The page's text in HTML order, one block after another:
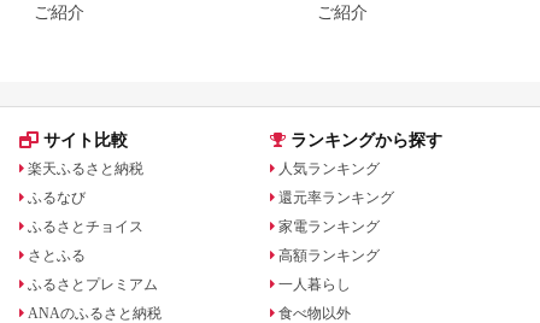
ご紹介
ご紹介
サイト比較
楽天ふるさと納税
ふるなび
ふるさとチョイス
さとふる
ふるさとプレミアム
ANAのふるさと納税
ランキングから探す
人気ランキング
還元率ランキング
家電ランキング
高額ランキング
一人暮らし
食べ物以外